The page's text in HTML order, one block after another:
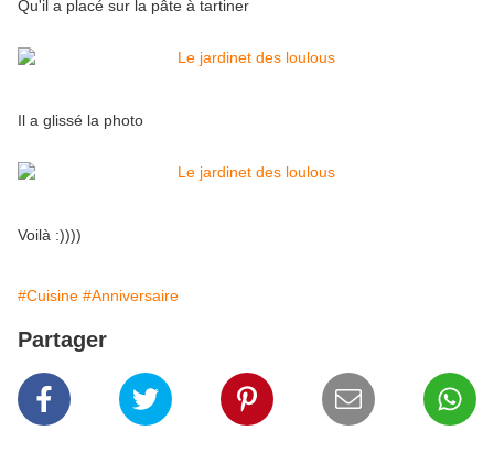
Qu'il a placé sur la pâte à tartiner
Il a glissé la photo
Voilà :))))
#Cuisine #Anniversaire
Partager